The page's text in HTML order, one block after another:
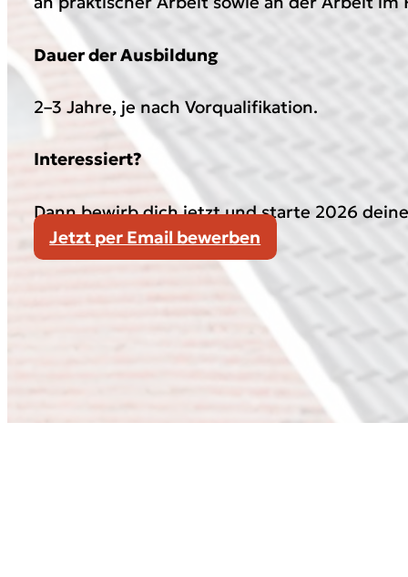
Dauer der Ausbildung
2–3 Jahre, je nach Vorqualifikation.
Interessiert?
Dann bewirb dich jetzt und starte 2026
Jetzt per Email bewerben